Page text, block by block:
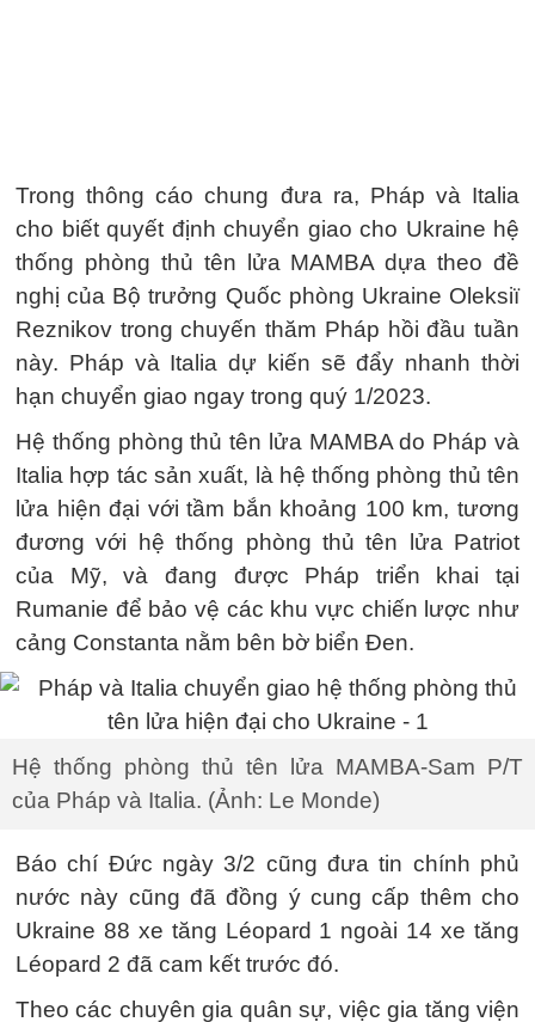
Trong thông cáo chung đưa ra, Pháp và Italia
cho biết quyết định chuyển giao cho Ukraine hệ
thống phòng thủ tên lửa MAMBA dựa theo đề
nghị của Bộ trưởng Quốc phòng Ukraine Oleksiï
Reznikov trong chuyến thăm Pháp hồi đầu tuần
này. Pháp và Italia dự kiến sẽ đẩy nhanh thời
hạn chuyển giao ngay trong quý 1/2023.
Hệ thống phòng thủ tên lửa MAMBA do Pháp và
Italia hợp tác sản xuất, là hệ thống phòng thủ tên
lửa hiện đại với tầm bắn khoảng 100 km, tương
đương với hệ thống phòng thủ tên lửa Patriot
của Mỹ, và đang được Pháp triển khai tại
Rumanie để bảo vệ các khu vực chiến lược như
cảng Constanta nằm bên bờ biển Đen.
Hệ thống phòng thủ tên lửa MAMBA-Sam P/T
của Pháp và Italia. (Ảnh: Le Monde)
Báo chí Đức ngày 3/2 cũng đưa tin chính phủ
nước này cũng đã đồng ý cung cấp thêm cho
Ukraine 88 xe tăng Léopard 1 ngoài 14 xe tăng
Léopard 2 đã cam kết trước đó.
Theo các chuyên gia quân sự, việc gia tăng viện